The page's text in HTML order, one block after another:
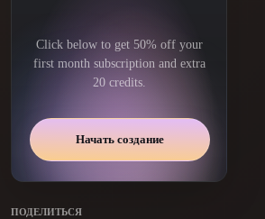
Modern
Click below to get 50% off your
first month subscription and extra
20 credits.
Начать создание
ПОДЕЛИТЬСЯ